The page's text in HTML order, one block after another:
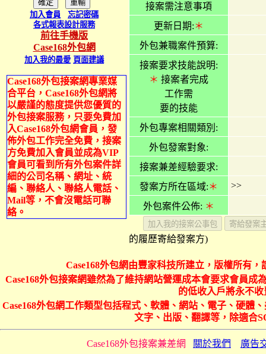
加入會員
忘記密碼
各式報表設計服務
前往手機版
Case168外包網
加入我的最愛 頁面建議
Case168外包接案網專業媒
合平台，Case168外包網將
以嚴謹的態度提供您優質的
外包接案服務，只要免費加
入Case168外包網會員，發
佈外包工作完全免費，接案
方免費加入會員並成為VIP
會員可看到所有外包案件詳
細的公司名稱、網址、統
編、聯絡人、聯絡人電話、
Mail等，不會沒電話可聯
絡。
接案需注意事項
更新日期:＊
外包兼職案件預算:
接案要求技能說明:
＊ 接案者完成
工作需
要的技能
外包專案相關類別:
外包發案對象:
接案兼差經驗要求:
發案方所在區域:＊ >>
外包案件公佈: ＊
的履歷寄給發案方)
Case168外包網由豐家科技所建立，版權所有
Case168外包接案網雖然為了維持網站營運成本會要求會員
的低收入戶將永不收
Case168外包網工作類型包括程式、軟體、網站、電子、硬體
文字、出版、翻譯等，除適合
Case168外包接案兼差網 關於我們 廣告